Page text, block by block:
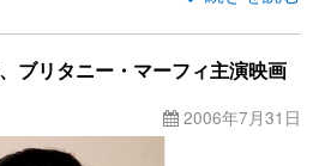
ブリタニー・マーフィ主演映画
2006年7月31日